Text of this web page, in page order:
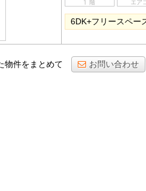
6DK+フリースペ
物件をまとめて お問い合わせ